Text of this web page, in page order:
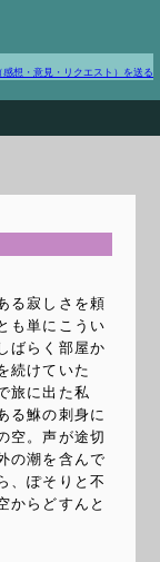
想・意見・リクエスト）を送る
る寂しさを頼
も単にこうい
ばらく部屋か
続けていた
旅に出た私
る鮴の刺身に
空。声が途切
の潮を含んで
、ぽそりと不
からどすんと